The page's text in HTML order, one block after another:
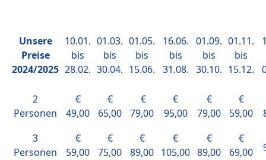
Unsere
Preise
2024/2025
10.01.
bis
28.02.
01.03.
bis
30.04.
01.05.
bis
15.06.
16.06.
bis
31.08.
01.09.
bis
30.10.
01.11.
bis
15.12.
2
Personen
€
49,00
€
65,00
€
79,00
€
95,00
€
79,00
€
59,00
3
Personen
€
59,00
€
75,00
€
89,00
€
105,00
€
89,00
€
69,00